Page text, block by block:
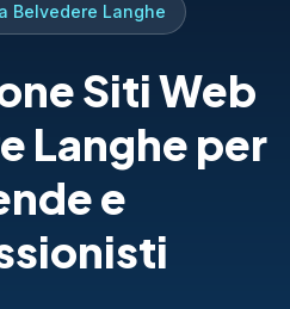
Belvedere Langhe
Siti Web
Langhe per
e